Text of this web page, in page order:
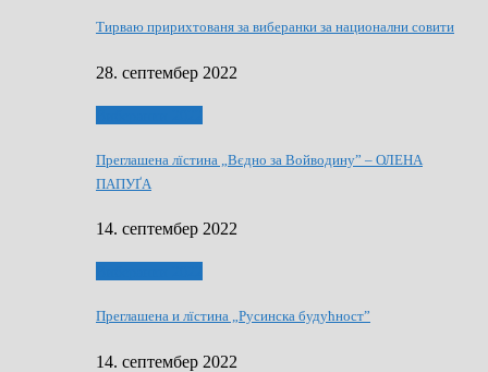
Тирваю пририхтованя за виберанки за национални совити
28. септембер 2022
Преглашена лїстина „Вєдно за Войводину” – ОЛЕНА
ПАПУҐА
14. септембер 2022
Преглашена и лїстина „Русинска будућност”
14. септембер 2022